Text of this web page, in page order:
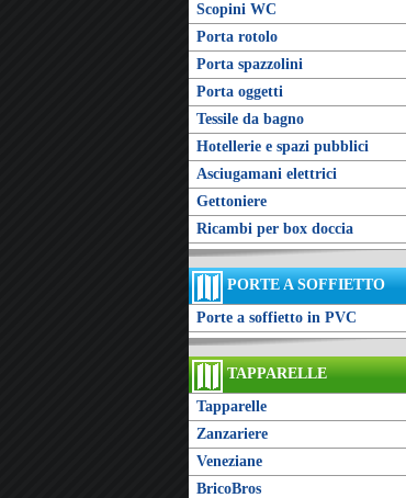
Scopini WC
Porta rotolo
Porta spazzolini
Porta oggetti
Tessile da bagno
Hotellerie e spazi pubblici
Asciugamani elettrici
Gettoniere
Ricambi per box doccia
PORTE A SOFFIETTO
Porte a soffietto in PVC
TAPPARELLE
Tapparelle
Zanzariere
Veneziane
BricoBros